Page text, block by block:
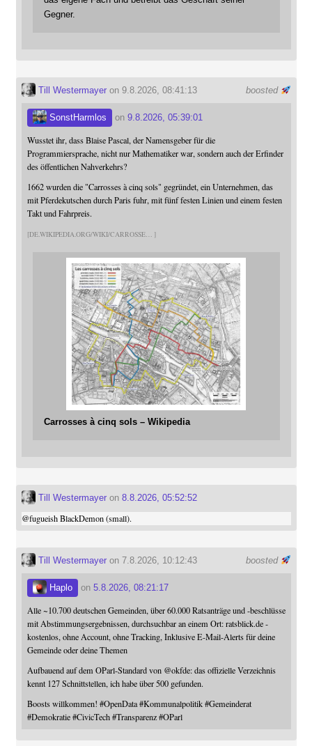
Gegner.
boosted
Till Westermayeron 9.8.2026, 08:41:13
SonstHarmlos on 9.8.2026, 05:39:01
Wusstet ihr, dass Blaise Pascal, der Namensgeber für die
Programmiersprache, nicht nur Mathematiker war, sondern auch der Erfinder
des öffentlichen Nahverkehrs?
1662 wurden die "Carrosses à cinq sols" gegründet, ein Unternehmen, das
mit Pferdekutschen durch Paris fuhr, mit fünf festen Linien und einem festen
Takt und Fahrpreis.
DE.WIKIPEDIA.ORG/WIKI/CARROSSE
Carrosses à cinq sols – Wikipedia
Till Westermayeron 8.8.2026, 05:52:52
@fugueishBlackDemon (small).
boosted
Till Westermayeron 7.8.2026, 10:12:43
Haplo on 5.8.2026, 08:21:17
Alle ~10.700 deutschen Gemeinden, über 60.000 Ratsanträge und -beschlüsse
mit Abstimmungsergebnissen, durchsuchbar an einem Ort: ratsblick.de -
kostenlos, ohne Account, ohne Tracking, Inklusive E-Mail-Alerts für deine
Gemeinde oder deine Themen
Aufbauend auf dem OParl-Standard von @okfde: das offizielle Verzeichnis
kennt 127 Schnittstellen, ich habe über 500 gefunden.
Boosts willkommen! #OpenData #Kommunalpolitik #Gemeinderat
#Demokratie #CivicTech #Transparenz #OParl